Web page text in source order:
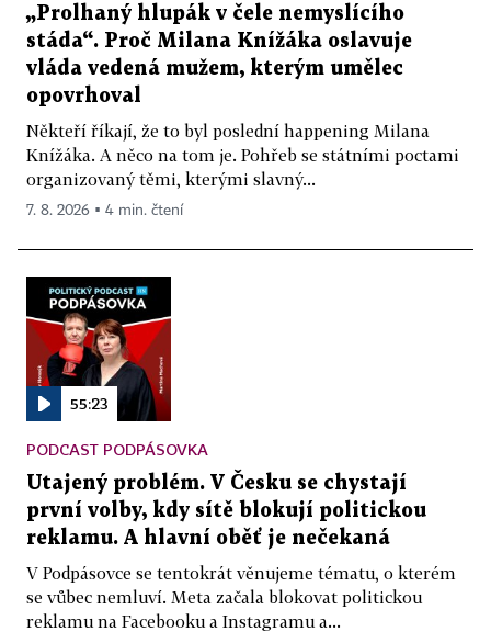
„Prolhaný hlupák v čele nemyslícího
stáda“. Proč Milana Knížáka oslavuje
vláda vedená mužem, kterým umělec
opovrhoval
Někteří říkají, že to byl poslední happening Milana
Knížáka. A něco na tom je. Pohřeb se státními poctami
organizovaný těmi, kterými slavný...
7. 8. 2026 ▪ 4 min. čtení
55:23
PODCAST PODPÁSOVKA
Utajený problém. V Česku se chystají
první volby, kdy sítě blokují politickou
reklamu. A hlavní oběť je nečekaná
V Podpásovce se tentokrát věnujeme tématu, o kterém
se vůbec nemluví. Meta začala blokovat politickou
reklamu na Facebooku a Instagramu a...